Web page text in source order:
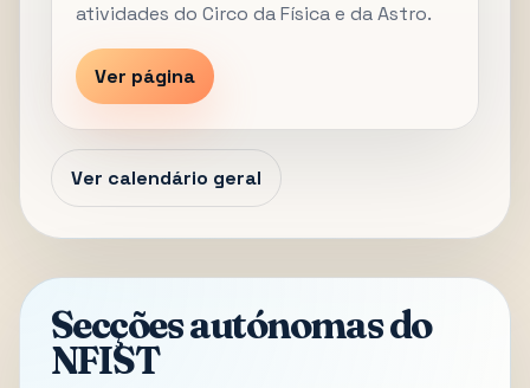
atividades do Circo da Física e da Astro.
Ver página
Ver calendário geral
Secções autónomas do
NFIST